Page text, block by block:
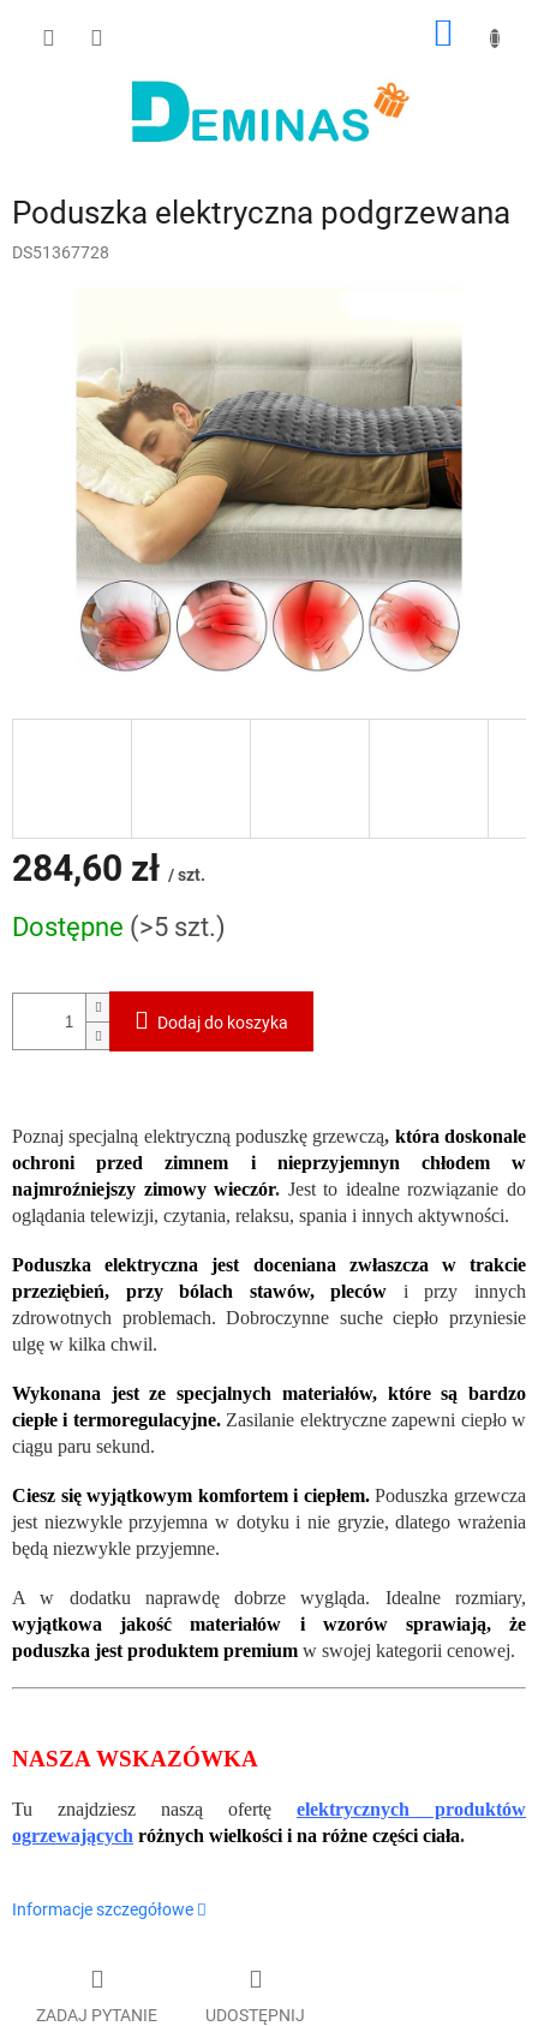
Poduszka elektryczna podgrzewana
DS51367728
284,60 zł / szt.
jednostkowa:
Dostępne (>5 szt.)
Dodaj do koszyka
Poznaj specjalną elektryczną poduszkę grzewczą, która doskonale
ochroni przed zimnem i nieprzyjemnyn chłodem w
najmroźniejszy zimowy wieczór. Jest to idealne rozwiązanie do
oglądania telewizji, czytania, relaksu, spania i innych aktywności.
Poduszka elektryczna jest doceniana zwłaszcza w trakcie
przeziębień, przy bólach stawów, pleców i przy innych
zdrowotnych problemach. Dobroczynne suche ciepło przyniesie
ulgę w kilka chwil.
Wykonana jest ze specjalnych materiałów, które są bardzo
ciepłe i termoregulacyjne.Zasilanie elektryczne zapewni ciepło w
ciągu paru sekund.
Ciesz się wyjątkowym komfortem i ciepłem. Poduszka grzewcza
jest niezwykle przyjemna w dotyku i nie gryzie, dlatego wrażenia
będą niezwykle przyjemne.
A w dodatku naprawdę dobrze wygląda. Idealne rozmiary,
wyjątkowa jakość materiałów i wzorów sprawiają, że
poduszka jest produktem premium w swojej kategorii cenowej.
NASZA WSKAZÓWKA
Tu znajdziesz naszą ofertę elektrycznych produktów
ogrzewających różnych wielkości i na różne części ciała.
Informacje szczegółowe
ZADAJ PYTANIE UDOSTĘPNIJ